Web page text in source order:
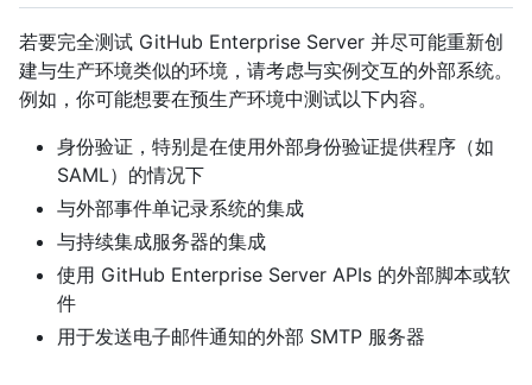
若要完全测试 GitHub Enterprise Server 并尽可能重新创
建与生产环境类似的环境，请考虑与实例交互的外部系统。
例如，你可能想要在预生产环境中测试以下内容。
身份验证，特别是在使用外部身份验证提供程序（如
SAML）的情况下
与外部事件单记录系统的集成
与持续集成服务器的集成
使用 GitHub Enterprise Server APIs 的外部脚本或软
件
用于发送电子邮件通知的外部 SMTP 服务器